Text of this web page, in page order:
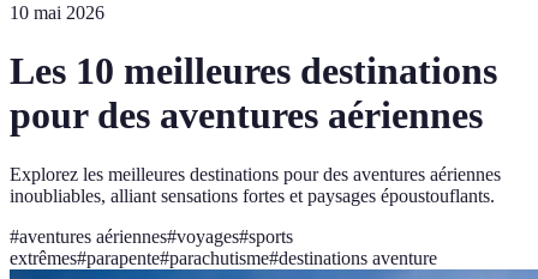
10 mai 2026
Les 10 meilleures destinations
pour des aventures aériennes
Explorez les meilleures destinations pour des aventures aériennes
inoubliables, alliant sensations fortes et paysages époustouflants.
#aventures aériennes#voyages#sports
extrêmes#parapente#parachutisme#destinations aventure